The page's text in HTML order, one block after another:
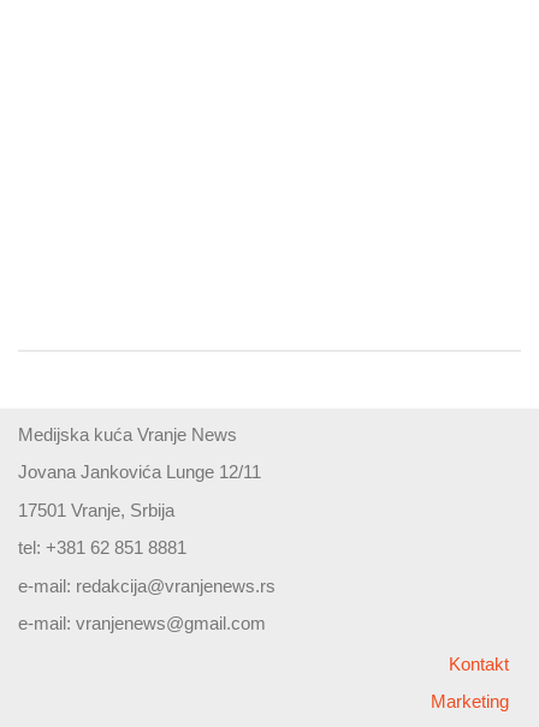
Medijska kuća Vranje News
Jovana Jankovića Lunge 12/11
17501 Vranje, Srbija
tel: +381 62 851 8881
e-mail: redakcija@vranjenews.rs
e-mail: vranjenews@gmail.com
Kontakt
Marketing